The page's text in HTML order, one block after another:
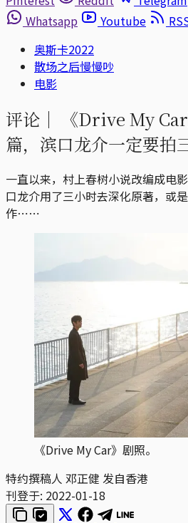
Whatsapp
Youtube
奥斯卡2022
散场之后慢慢吵
电影
评论｜
《Drive My
篇，滨口龙介一定要拍
一直以来，村上春树小说改编成电
口龙介用了三小时去深化原著，或
作⋯⋯
《Drive My Car》剧照。
特约撰稿人 邓正健 发自香港
刊登于: 2022-01-18